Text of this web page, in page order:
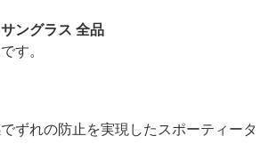
ングラス 全品
す。
ずれの防止を実現したスポーティータ